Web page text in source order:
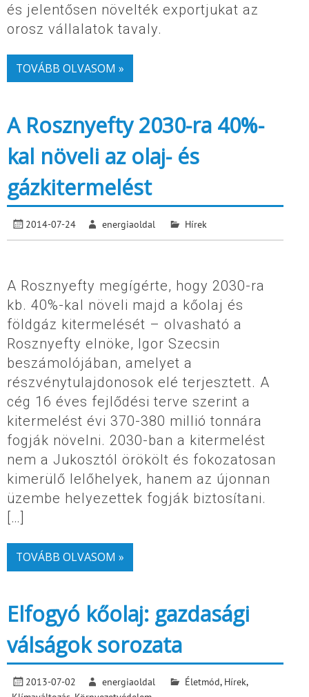
és jelentősen növelték exportjukat az
orosz vállalatok tavaly.
TOVÁBB OLVASOM »
A Rosznyefty 2030-ra 40%-
kal növeli az olaj- és
gázkitermelést
2014-07-24 energiaoldal Hírek
A Rosznyefty megígérte, hogy 2030-ra
kb. 40%-kal növeli majd a kőolaj és
földgáz kitermelését – olvasható a
Rosznyefty elnöke, Igor Szecsin
beszámolójában, amelyet a
részvénytulajdonosok elé terjesztett. A
cég 16 éves fejlődési terve szerint a
kitermelést évi 370-380 millió tonnára
fogják növelni. 2030-ban a kitermelést
nem a Jukosztól örökölt és fokozatosan
kimerülő lelőhelyek, hanem az újonnan
üzembe helyezettek fogják biztosítani.
[…]
TOVÁBB OLVASOM »
Elfogyó kőolaj: gazdasági
válságok sorozata
2013-07-02 energiaoldal Életmód, Hírek,